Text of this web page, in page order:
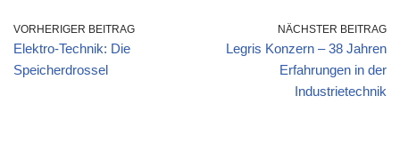
VORHERIGER BEITRAG
Elektro-Technik: Die
Speicherdrossel
NÄCHSTER BEITRAG
Legris Konzern – 38 Jahren
Erfahrungen in der
Industrietechnik